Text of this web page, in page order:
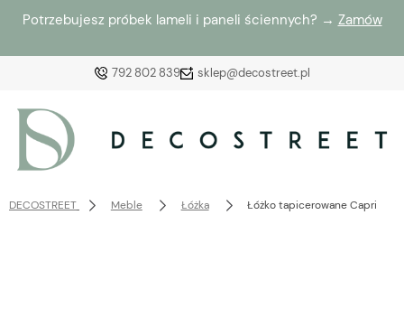
Potrzebujesz próbek lameli i paneli ściennych? → Zamów
792 802 839 sklep@decostreet.pl
Załóż konto
DECOSTREET Meble Łóżka Łóżko tapicerowane Capri